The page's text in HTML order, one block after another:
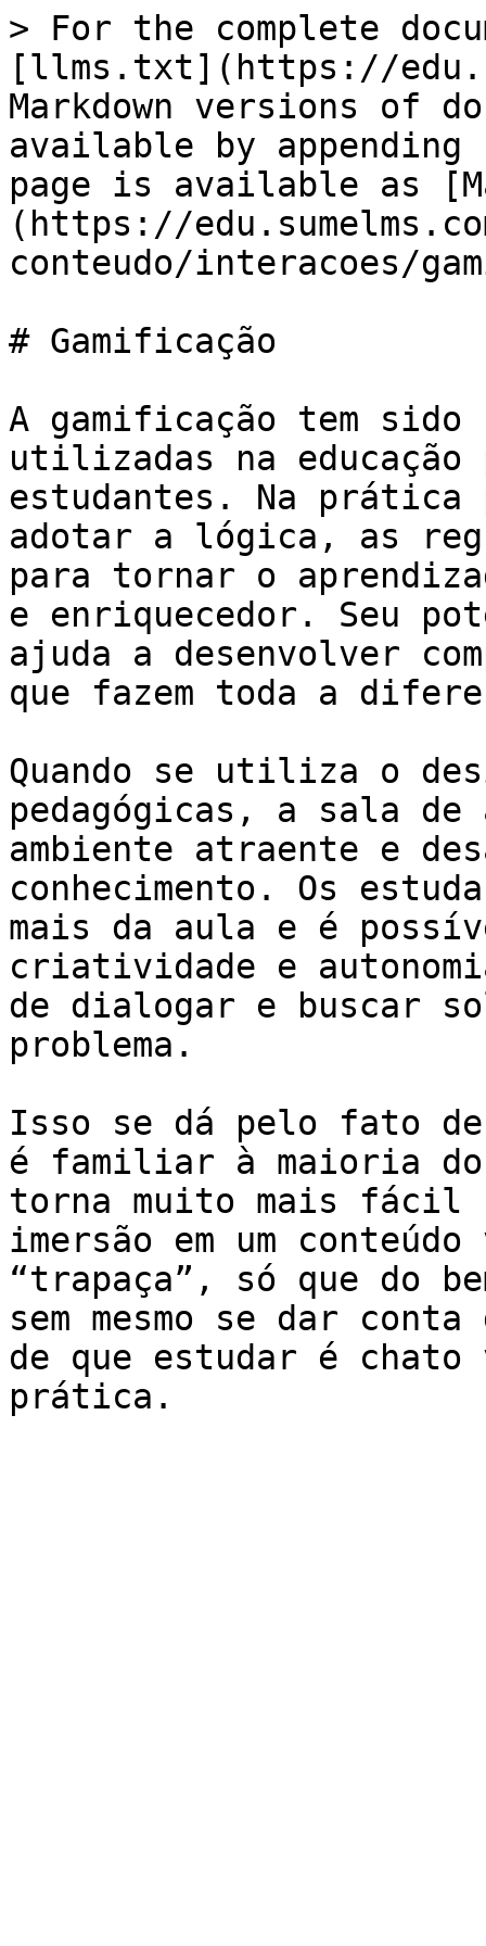
> For the complete
[llms.txt](https://
Markdown versions of
available by
page is available as
(https://
conteudo/interacoes/
# Gamificação
A gamificação tem sido
utilizadas na
estudantes. Na
adotar a lógica, as
para tornar o
e enriquecedor. Seu
ajuda a desenvolver
que fazem toda a
Quando se utiliza o
pedagógicas, a sala de
ambiente atraente e
conhecimento. Os
mais da aula e é
criatividade e
de dialogar e buscar
problema.
Isso se dá pelo fato de
é familiar à maioria
torna muito mais fácil
imersão em um
“trapaça”, só que do
sem mesmo se dar
de que estudar é chato